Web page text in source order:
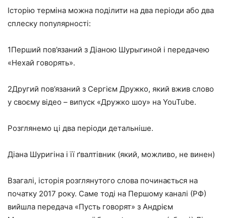
Історію терміна можна поділити на два періоди або два
сплеску популярності:
1Перший пов’язаний з Діаною Шурыгиной і передачею
«Нехай говорять».
2Другий пов’язаний з Сергієм Дружко, який вжив слово
у своєму відео – випуск «Дружко шоу» на YouTube.
Розглянемо ці два періоди детальніше.
Діана Шуригіна і її ґвалтівник (який, можливо, не винен)
Взагалі, історія розглянутого слова починається на
початку 2017 року. Саме тоді на Першому каналі (РФ)
вийшла передача «Пусть говорят» з Андрієм